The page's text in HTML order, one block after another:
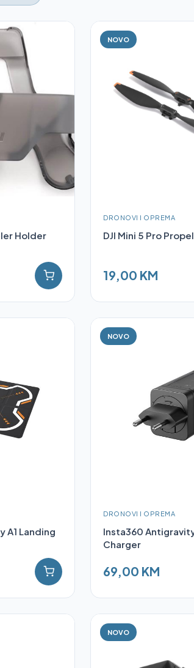
Holder
NOVO
DRONOVI I OPREMA
DJI Mini 5 Pro
19,00 KM
A1 Landing
NOVO
DRONOVI I OPREMA
Insta360
Charger
69,00 KM
NOVO